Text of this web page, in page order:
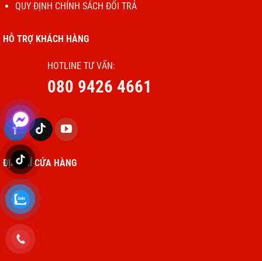
QUY ĐỊNH CHÍNH SÁCH ĐỔI TRẢ
HỖ TRỢ KHÁCH HÀNG
HOTLINE TƯ VẤN:
080 9426 4661
ĐỊA CHỈ CỬA HÀNG